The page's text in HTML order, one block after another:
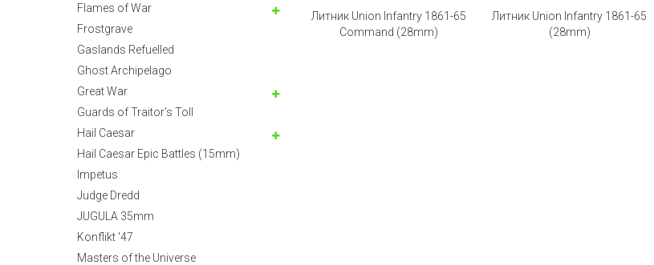
Flames of War
Frostgrave
Gaslands Refuelled
Ghost Archipelago
Great War
Guards of Traitor's Toll
Hail Caesar
Hail Caesar Epic Battles (15mm)
Impetus
Judge Dredd
JUGULA 35mm
Konflikt '47
Masters of the Universe
Литник Union Infantry 1861-65
Command (28mm)
Литник Union Infantry 1861-65
(28mm)